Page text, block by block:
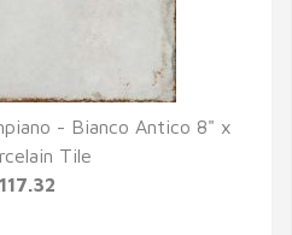
VIEW
- Bianco Antico 8" x
Tile